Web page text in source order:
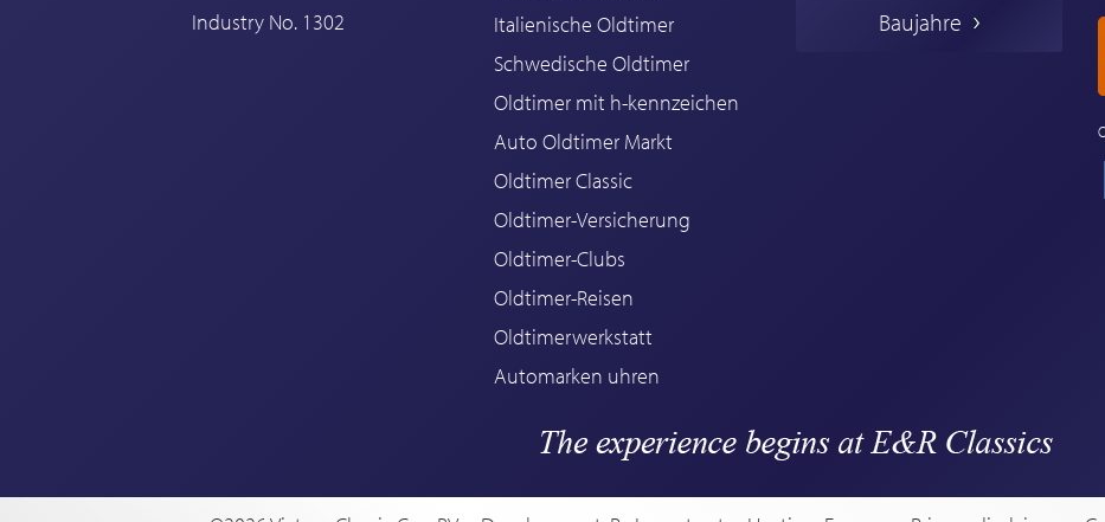
Industry No. 1302
Italienische Oldtimer
Schwedische Oldtimer
Oldtimer mit h-kennzeichen
Auto Oldtimer Markt
Oldtimer Classic
Oldtimer-Versicherung
Oldtimer-Clubs
Oldtimer-Reisen
Oldtimerwerkstatt
Automarken uhren
Baujahre